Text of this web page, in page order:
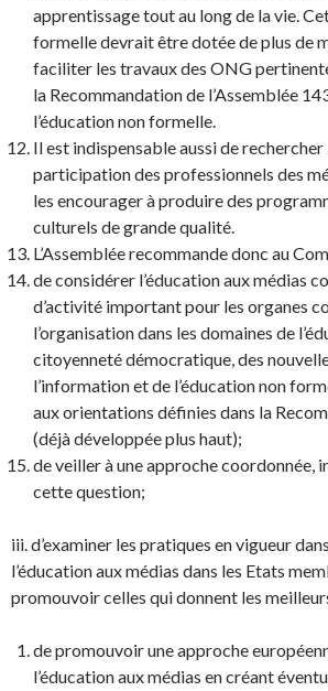
apprentissage tout au long de la vie.
formelle devrait être dotée de plus de
faciliter les travaux des ONG
la Recommandation de l’Assemblée
l’éducation non formelle.
Il est indispensable aussi de
participation des professionnels des
les encourager à produire des
culturels de grande qualité.
L’Assemblée recommande donc au
de considérer l’éducation aux médias
d’activité important pour les organes
l’organisation dans les domaines de
citoyenneté démocratique, des
l’information et de l’éducation non
aux orientations définies dans la
(déjà développée plus haut);
de veiller à une approche coordonnée,
cette question;
iii. d’examiner les pratiques en vigueur
l’éducation aux médias dans les Etats
promouvoir celles qui donnent les
de promouvoir une approche
l’éducation aux médias en créant